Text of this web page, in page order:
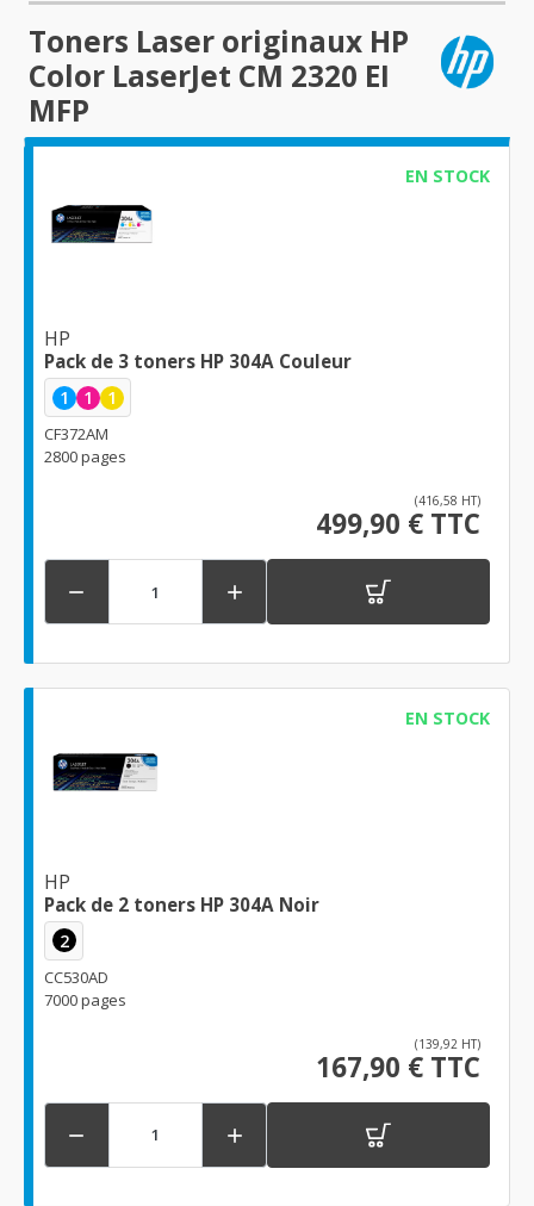
Toners Laser originaux HP
Color LaserJet CM 2320 EI
MFP
EN STOCK
HP
Pack de 3 toners HP 304A Couleur
1 1 1
CF372AM
2800 pages
(416,58 HT)
499,90 € TTC
 
EN STOCK
HP
Pack de 2 toners HP 304A Noir
2
CC530AD
7000 pages
(139,92 HT)
167,90 € TTC
 